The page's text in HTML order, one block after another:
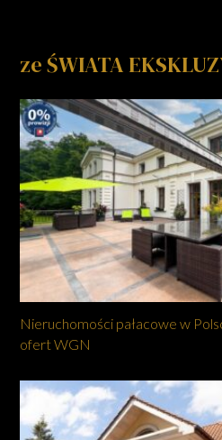
ze ŚWIATA
Nieruchomości pałacowe w
ofert WGN